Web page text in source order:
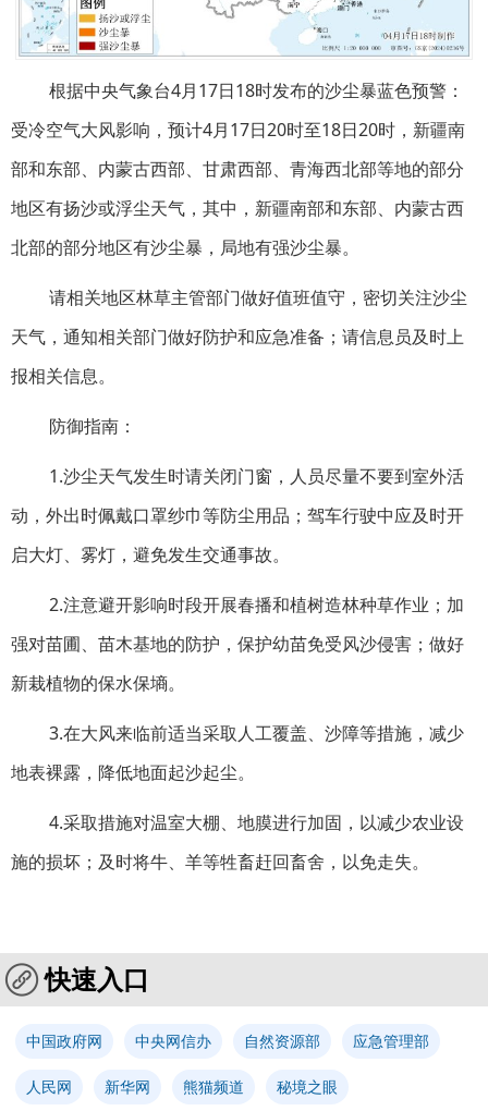
根据中央气象台4月17日18时发布的沙尘暴蓝色预警：
受冷空气大风影响，预计4月17日20时至18日20时，新疆南
部和东部、内蒙古西部、甘肃西部、青海西北部等地的部分
地区有扬沙或浮尘天气，其中，新疆南部和东部、内蒙古西
北部的部分地区有沙尘暴，局地有强沙尘暴。
请相关地区林草主管部门做好值班值守，密切关注沙尘
天气，通知相关部门做好防护和应急准备；请信息员及时上
报相关信息。
防御指南：
1.沙尘天气发生时请关闭门窗，人员尽量不要到室外活
动，外出时佩戴口罩纱巾等防尘用品；驾车行驶中应及时开
启大灯、雾灯，避免发生交通事故。
2.注意避开影响时段开展春播和植树造林种草作业；加
强对苗圃、苗木基地的防护，保护幼苗免受风沙侵害；做好
新栽植物的保水保墒。
3.在大风来临前适当采取人工覆盖、沙障等措施，减少
地表裸露，降低地面起沙起尘。
4.采取措施对温室大棚、地膜进行加固，以减少农业设
施的损坏；及时将牛、羊等牲畜赶回畜舍，以免走失。
快速入口
中国政府网 中央网信办 自然资源部 应急管理部
人民网 新华网 熊猫频道 秘境之眼